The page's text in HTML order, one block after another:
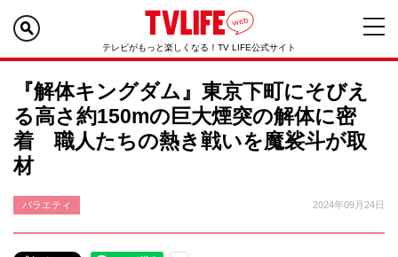
テレビがもっと楽しくなる！TV LIFE公式サイト
『解体キングダム』東京下町にそびえ
る高さ約150mの巨大煙突の解体に密
着 職人たちの熱き戦いを魔裟斗が取
材
バラエティ 2024年09月24日